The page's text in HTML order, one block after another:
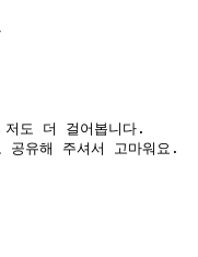
도 더 걸어봅니다.
공유해 주셔서 고마워요.